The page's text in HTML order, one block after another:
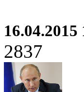
16.04.2015
2837